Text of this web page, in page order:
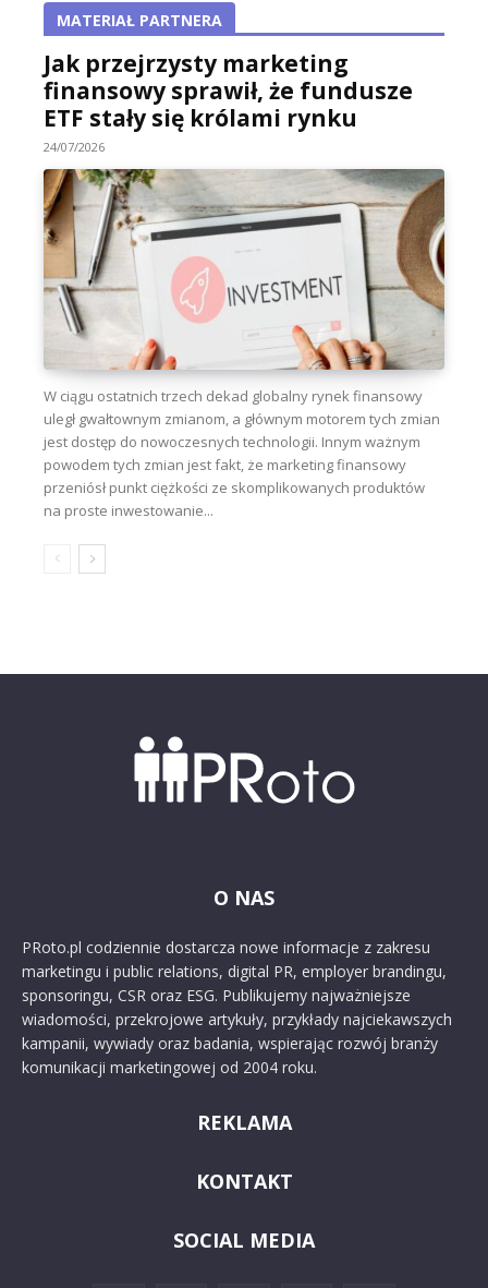
MATERIAŁ PARTNERA
Jak przejrzysty marketing
finansowy sprawił, że fundusze
ETF stały się królami rynku
24/07/2026
W ciągu ostatnich trzech dekad globalny rynek finansowy
uległ gwałtownym zmianom, a głównym motorem tych zmian
jest dostęp do nowoczesnych technologii. Innym ważnym
powodem tych zmian jest fakt, że marketing finansowy
przeniósł punkt ciężkości ze skomplikowanych produktów
na proste inwestowanie...
O NAS
PRoto.pl codziennie dostarcza nowe informacje z zakresu
marketingu i public relations, digital PR, employer brandingu,
sponsoringu, CSR oraz ESG. Publikujemy najważniejsze
wiadomości, przekrojowe artykuły, przykłady najciekawszych
kampanii, wywiady oraz badania, wspierając rozwój branży
komunikacji marketingowej od 2004 roku.
REKLAMA
KONTAKT
SOCIAL MEDIA